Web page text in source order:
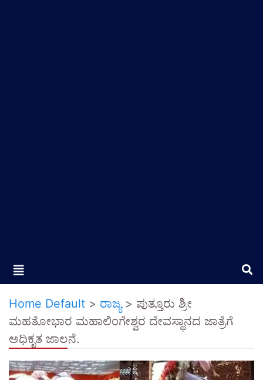
Home Default > ರಾಜ್ಯ> ಪುತ್ತೂರು ಶ್ರೀ
ಮಹತೋಭಾರ ಮಹಾಲಿಂಗೇಶ್ವರ ದೇವಸ್ಥಾನದ ಜಾತ್ರೆಗೆ
ಅಧಿಕೃತ ಜಾಲನೆ.